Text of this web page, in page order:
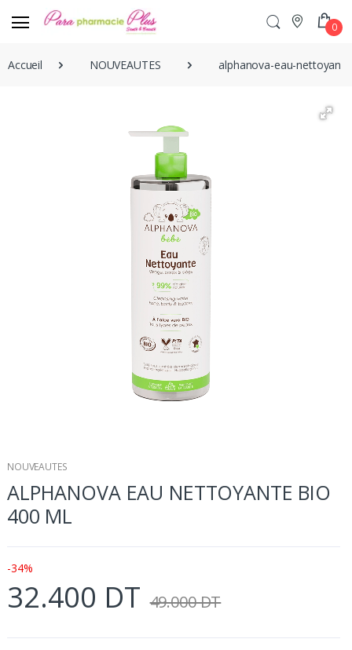
0
Accueil NOUVEAUTES alphanova-eau-
NOUVEAUTES
ALPHANOVA EAU NETTOYANTE BIO
400 ML
-34%
32.400 DT 49.000 DT